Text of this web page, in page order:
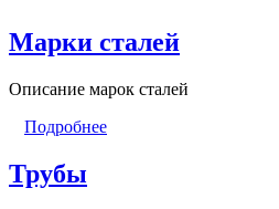
Марки сталей
Описание марок сталей
Подробнее
Трубы